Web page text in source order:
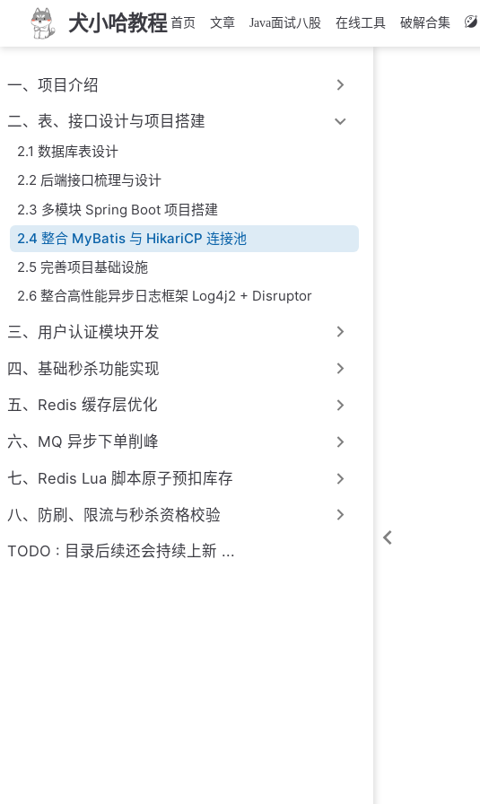
犬小哈教程 首页 文章 Java面试八股 在线工具 破解合集
一、项目介绍
二、表、接口设计与项目搭建
2.1 数据库表设计
2.2 后端接口梳理与设计
2.3 多模块 Spring Boot 项目搭建
2.4 整合 MyBatis 与 HikariCP 连接池
2.5 完善项目基础设施
2.6 整合高性能异步日志框架 Log4j2 + Disruptor
三、用户认证模块开发
四、基础秒杀功能实现
五、Redis 缓存层优化
六、MQ 异步下单削峰
七、Redis Lua 脚本原子预扣库存
八、防刷、限流与秒杀资格校验
TODO : 目录后续还会持续上新 ...